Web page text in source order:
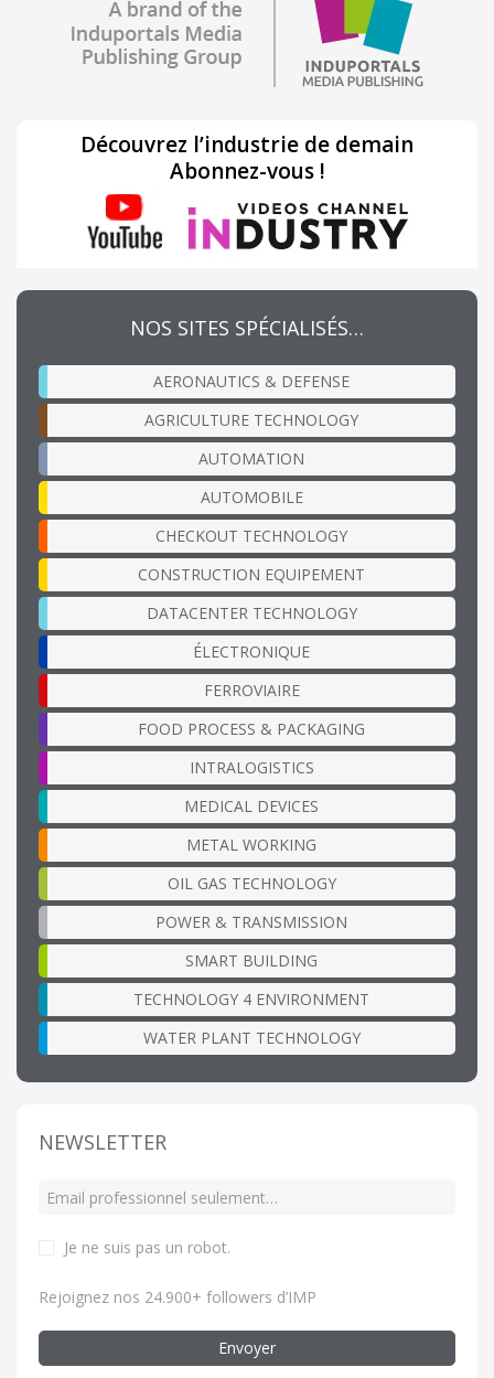
Découvrez l’industrie de demain
Abonnez-vous !
NOS SITES SPÉCIALISÉS…
AERONAUTICS & DEFENSE
AGRICULTURE TECHNOLOGY
AUTOMATION
AUTOMOBILE
CHECKOUT TECHNOLOGY
CONSTRUCTION EQUIPEMENT
DATACENTER TECHNOLOGY
ÉLECTRONIQUE
FERROVIAIRE
FOOD PROCESS & PACKAGING
INTRALOGISTICS
MEDICAL DEVICES
METAL WORKING
OIL GAS TECHNOLOGY
POWER & TRANSMISSION
SMART BUILDING
TECHNOLOGY 4 ENVIRONMENT
WATER PLANT TECHNOLOGY
NEWSLETTER
Je ne suis pas un robot.
Rejoignez nos 24.900+ followers d’IMP
Envoyer